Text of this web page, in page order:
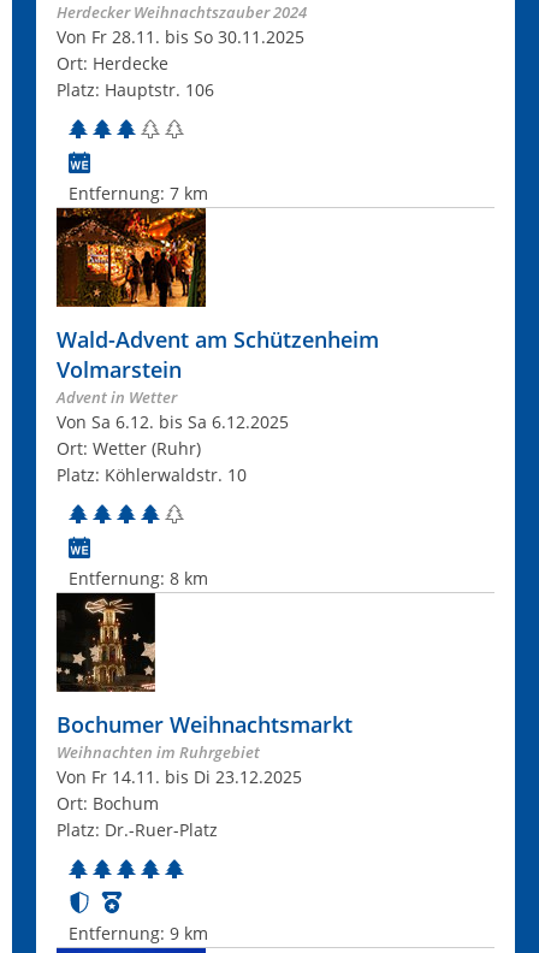
Herdecker Weihnachtszauber 2024
Von Fr 28.11. bis So 30.11.2025
Ort: Herdecke
Platz: Hauptstr. 106
Entfernung: 7 km
Wald-Advent am Schützenheim
Volmarstein
Advent in Wetter
Von Sa 6.12. bis Sa 6.12.2025
Ort: Wetter (Ruhr)
Platz: Köhlerwaldstr. 10
Entfernung: 8 km
Bochumer Weihnachtsmarkt
Weihnachten im Ruhrgebiet
Von Fr 14.11. bis Di 23.12.2025
Ort: Bochum
Platz: Dr.-Ruer-Platz
Entfernung: 9 km